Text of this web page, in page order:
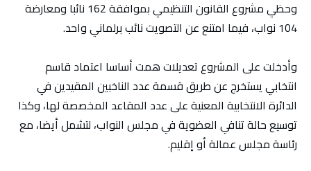
وحظي مشروع القانون التنظيمي بموافقة 162 نائبا ومعارضة
104 نواب، فيما امتنع عن التصويت نائب برلماني واحد.
وأدخلت على المشروع تعديلات همت أساسا اعتماد قاسم
انتخابي يستخرج عن طريق قسمة عدد الناخبين المقيدين في
الدائرة الانتخابية المعنية على عدد المقاعد المخصصة لها، وكذا
توسيع حالة تنافي العضوية في مجلس النواب، لتشمل أيضا، مع
رئاسة مجلس عمالة أو إقليم.